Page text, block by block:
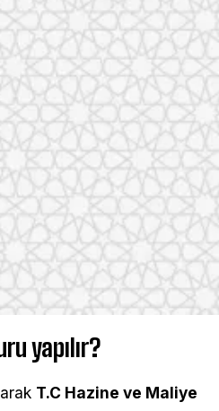
yapılır?
T.C Hazine ve Maliye